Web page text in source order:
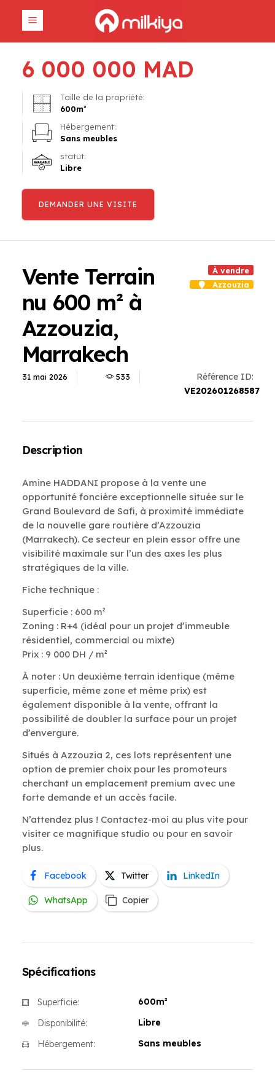
6 000 000 MAD
Taille de la propriété:
600m²
Hébergement:
Sans meubles
statut:
Libre
DEMANDER UNE VISITE
Vente Terrain
nu 600 m² à
Azzouzia,
Marrakech
À vendre
Azzouzia
31 mai 2026 533
Référence ID:
VE202601268587
Description
Amine HADDANI propose à la vente une
opportunité foncière exceptionnelle située sur le
Grand Boulevard de Safi, à proximité immédiate
de la nouvelle gare routière d’Azzouzia
(Marrakech). Ce secteur en plein essor offre une
visibilité maximale sur l’un des axes les plus
stratégiques de la ville.
Fiche technique :
Superficie : 600 m²
Zoning : R+4 (idéal pour un projet d’immeuble
résidentiel, commercial ou mixte)
Prix : 9 000 DH / m²
À noter : Un deuxième terrain identique (même
superficie, même zone et même prix) est
également disponible à la vente, offrant la
possibilité de doubler la surface pour un projet
d’envergure.
Situés à Azzouzia 2, ces lots représentent une
option de premier choix pour les promoteurs
cherchant un emplacement premium avec une
forte demande et un accès facile.
N’attendez plus ! Contactez-moi au plus vite pour
visiter ce magnifique studio ou pour en savoir
plus.
Facebook Twitter LinkedIn
WhatsApp Copier
Spécifications
Superficie:
600m²
Disponibilité:
Libre
Hébergement:
Sans meubles